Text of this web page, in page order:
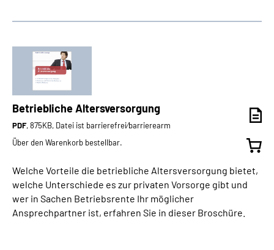
Betriebliche Altersversorgung
PDF, 875KB, Datei ist barrierefrei⁄barrierearm
Über den Warenkorb bestellbar.
Welche Vorteile die betriebliche Altersversorgung bietet,
welche Unterschiede es zur privaten Vorsorge gibt und
wer in Sachen Betriebsrente Ihr möglicher
Ansprechpartner ist, erfahren Sie in dieser Broschüre.